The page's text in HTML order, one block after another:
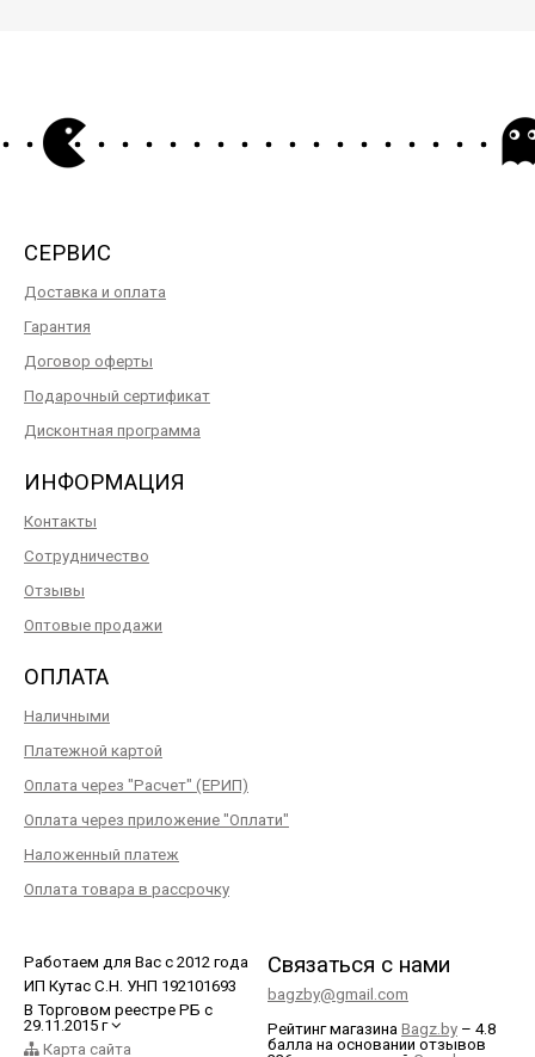
СЕРВИС
Доставка и оплата
Гарантия
Договор оферты
Подарочный сертификат
Дисконтная программа
ИНФОРМАЦИЯ
Контакты
Сотрудничество
Отзывы
Оптовые продажи
ОПЛАТА
Наличными
Платежной картой
Оплата через "Расчет" (ЕРИП)
Оплата через приложение "Оплати"
Наложенный платеж
Оплата товара в рассрочку
Работаем для Вас с 2012 года
ИП Кутас С.Н. УНП 192101693
В Торговом реестре РБ с
29.11.2015 г
Карта сайта
Связаться с нами
bagzby@gmail.com
Рейтинг магазина Bagz.by – 4.8
балла на основании отзывов